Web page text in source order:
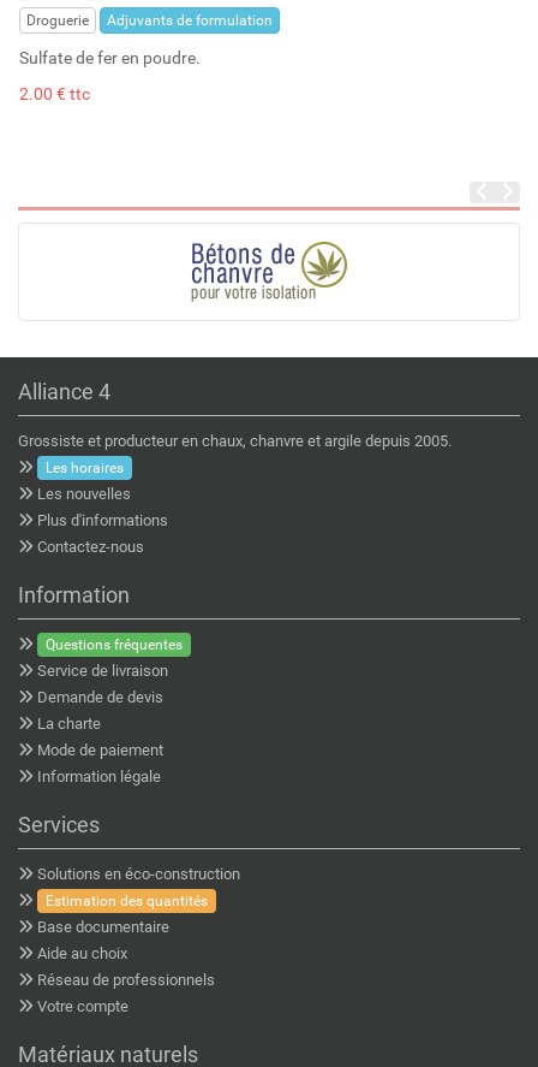
Stock : 41
Droguerie Adjuvants de formulation
Sulfate de fer en poudre.
2.00 € ttc
Alliance 4
Grossiste et producteur en chaux, chanvre et argile depuis 2005.
Les horaires
Les nouvelles
Plus d'informations
Contactez-nous
Information
Questions fréquentes
Service de livraison
Demande de devis
La charte
Mode de paiement
Information légale
Services
Solutions en éco-construction
Estimation des quantités
Base documentaire
Aide au choix
Réseau de professionnels
Votre compte
Matériaux naturels